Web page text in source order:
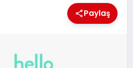
Paylaş